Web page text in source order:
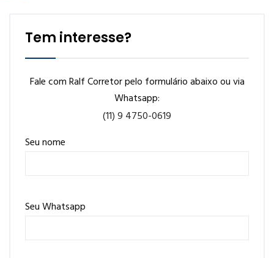
Tem interesse?
Fale com Ralf Corretor pelo formulário abaixo ou via
Whatsapp:
(11) 9 4750-0619
Seu nome
Seu Whatsapp